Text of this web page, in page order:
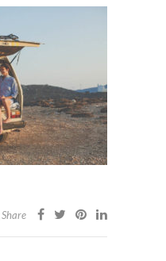
Share